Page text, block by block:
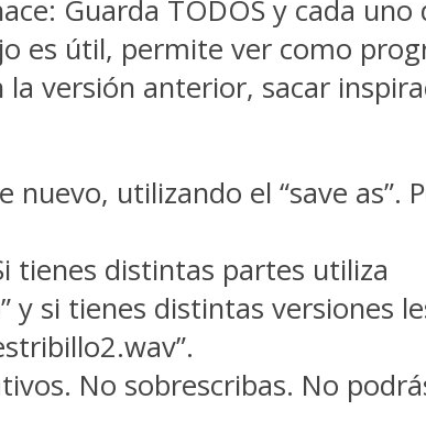
Guarda TODOS y cada
es útil, permite ver como
versión anterior, sacar
utilizando el “save as”.
tienes distintas partes utiliza
y si tienes distintas versiones
No sobrescribas. No